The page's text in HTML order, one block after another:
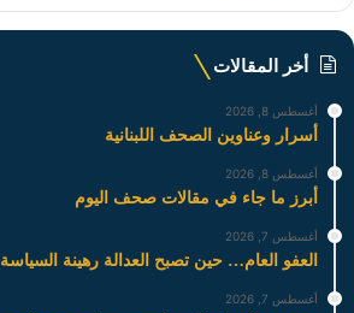
أخر المقالات
أغسطس 8, 2026
أسرار وعناوين الصحف اللبنانية
أغسطس 8, 2026
أبرز ما جاء في مقالات صحف اليوم
أغسطس 7, 2026
العفو العام… حين تصبح العدالة رهينة السياسة
أغسطس 7, 2026